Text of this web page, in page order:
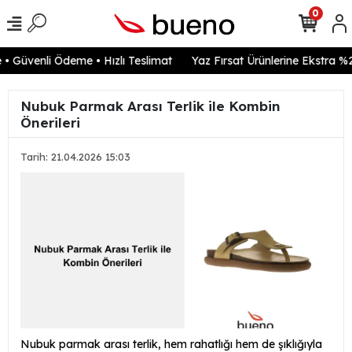
Ödeme • Hızlı Teslimat Yaz Fırsat Ürünlerine Ekstra
0
Nubuk Parmak Arası Terlik ile Kombin
Önerileri
Tarih: 21.04.2026 15:03
Nubuk parmak arası terlik, hem rahatlığı hem de şıklığıyla